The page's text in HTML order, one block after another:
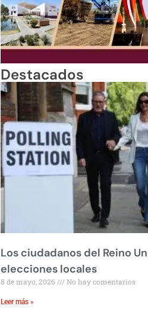
Destacados
Los ciudadanos del Reino
elecciones locales
8 de mayo, 2026 No hay comentarios
Leer más »